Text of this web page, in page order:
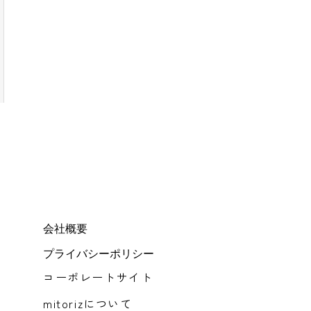
会社概要
プライバシーポリシー
コーポレートサイト
mitorizについて